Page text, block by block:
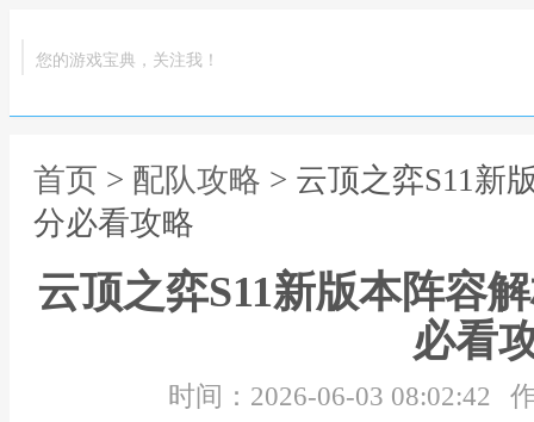
您的游戏宝典，关注我！
首页 > 配队攻略 > 云顶之弈S11新
分必看攻略
云顶之弈S11新版本阵容
必看
时间：2026-06-03 08:02:42